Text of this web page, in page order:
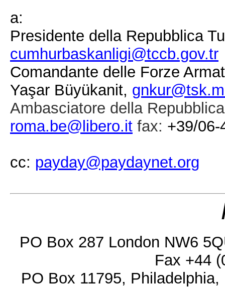
a:
Presidente della Repubblica
cumhurbaskanligi@tccb.gov.tr
Comandante delle Forze
Yaşar Büyükanit,
Ambasciatore della
roma.be@libero.it fax: +39/06-
cc: payday@paydaynet.org
PO Box 287 London NW6
Fax +44
PO Box 11795,